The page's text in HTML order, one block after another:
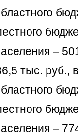
–
тыс. руб.,
–